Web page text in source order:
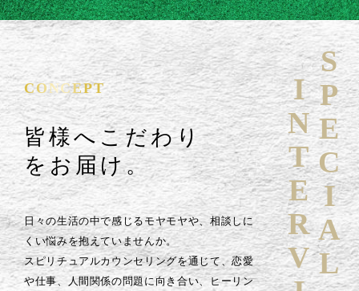
CONCEPT
皆様へこだわり
をお届け。
日々の生活の中で感じるモヤモヤや、相談しに
くい悩みを抱えていませんか。
スピリチュアルカウンセリングを通じて、恋愛
や仕事、人間関係の問題に向き合い、ヒーリン
SPECIAL
INTERVIEW